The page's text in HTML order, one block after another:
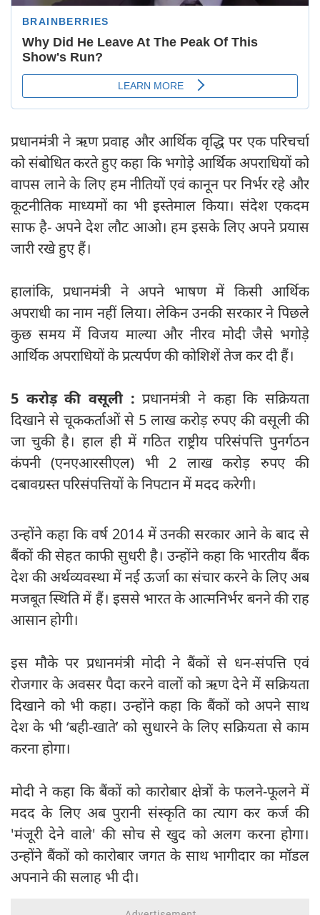
प्रधानमंत्री ने ऋण प्रवाह और आर्थिक वृद्धि पर एक परिचर्चा
को संबोधित करते हुए कहा कि भगोड़े आर्थिक अपराधियों को
वापस लाने के लिए हम नीतियों एवं कानून पर निर्भर रहे और
कूटनीतिक माध्यमों का भी इस्तेमाल किया। संदेश एकदम
साफ है- अपने देश लौट आओ। हम इसके लिए अपने प्रयास
जारी रखे हुए हैं।
हालांकि, प्रधानमंत्री ने अपने भाषण में किसी आर्थिक
अपराधी का नाम नहीं लिया। लेकिन उनकी सरकार ने पिछले
कुछ समय में विजय माल्या और नीरव मोदी जैसे भगोड़े
आर्थिक अपराधियों के प्रत्यर्पण की कोशिशें तेज कर दी हैं।
5 करोड़ की वसूली :प्रधानमंत्री ने कहा कि सक्रियता
दिखाने से चूककर्ताओं से 5 लाख करोड़ रुपए की वसूली की
जा चुकी है। हाल ही में गठित राष्ट्रीय परिसंपत्ति पुनर्गठन
कंपनी (एनएआरसीएल) भी 2 लाख करोड़ रुपए की
दबावग्रस्त परिसंपत्तियों के निपटान में मदद करेगी।
उन्होंने कहा कि वर्ष 2014 में उनकी सरकार आने के बाद से
बैंकों की सेहत काफी सुधरी है। उन्होंने कहा कि भारतीय बैंक
देश की अर्थव्यवस्था में नई ऊर्जा का संचार करने के लिए अब
मजबूत स्थिति में हैं। इससे भारत के आत्मनिर्भर बनने की राह
आसान होगी।
इस मौके पर प्रधानमंत्री मोदी ने बैंकों से धन-संपत्ति एवं
रोजगार के अवसर पैदा करने वालों को ऋण देने में सक्रियता
दिखाने को भी कहा। उन्होंने कहा कि बैंकों को अपने साथ
देश के भी ‘बही-खाते’ को सुधारने के लिए सक्रियता से काम
करना होगा।
मोदी ने कहा कि बैंकों को कारोबार क्षेत्रों के फलने-फूलने में
मदद के लिए अब पुरानी संस्कृति का त्याग कर कर्ज की
'मंजूरी देने वाले' की सोच से खुद को अलग करना होगा।
उन्होंने बैंकों को कारोबार जगत के साथ भागीदार का मॉडल
अपनाने की सलाह भी दी।